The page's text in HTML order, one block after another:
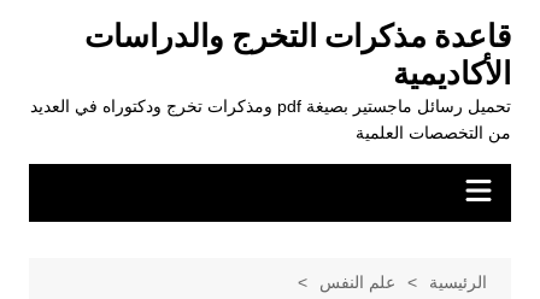
المحتوى
قاعدة مذكرات التخرج والدراسات
الأكاديمية
تحميل رسائل ماجستير بصيغة pdf ومذكرات تخرج ودكتوراه في العديد
من التخصصات العلمية
الرئيسية
علم النفس